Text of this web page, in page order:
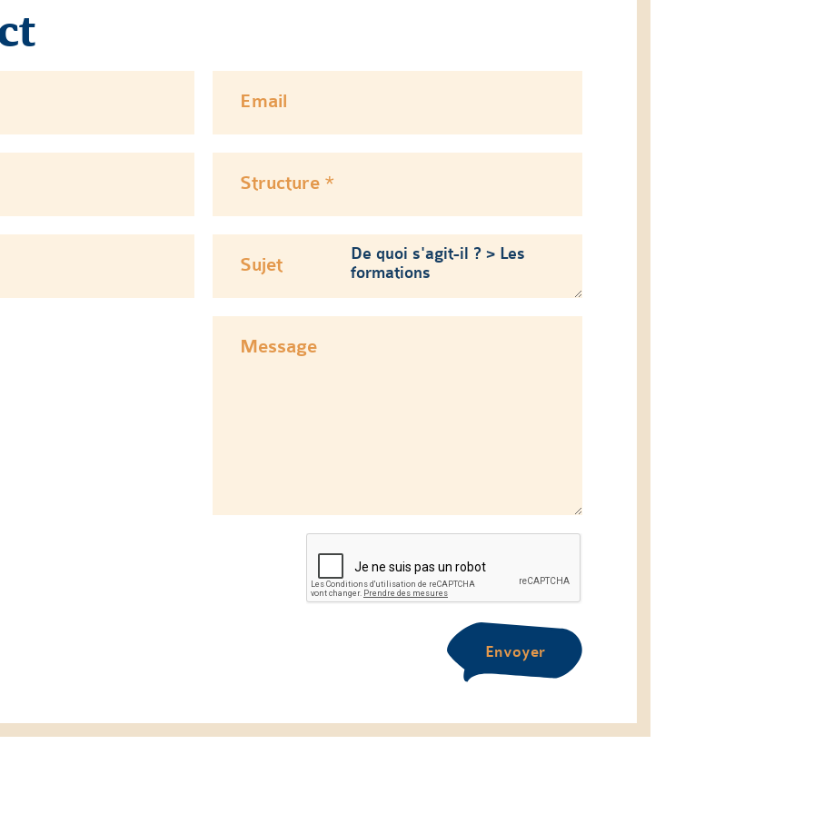
Email
Structure *
Sujet
Message
Envoyer